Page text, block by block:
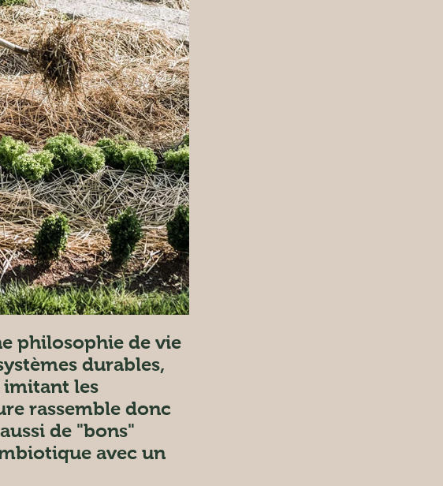
philosophie de vie
durables,
imitant les
rassemble donc
de "bons"
avec un